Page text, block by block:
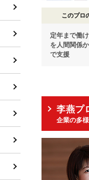
このプロ
定年まで働
を人間関係
で支援
李燕プ
企業の多